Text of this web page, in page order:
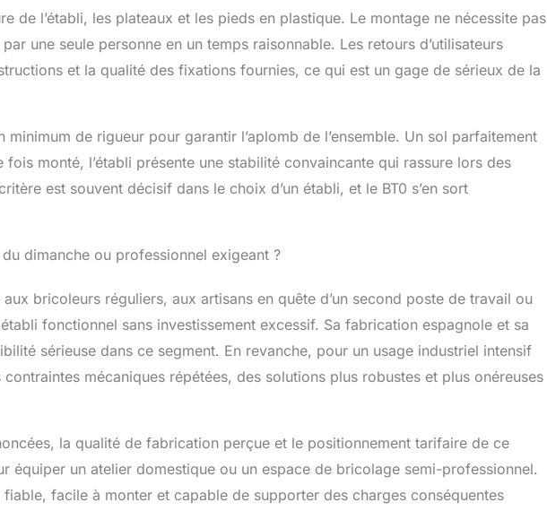
de l’établi, les plateaux et les pieds en plastique. Le montage ne nécessite pas
une seule personne en un temps raisonnable. Les retours d’utilisateurs
et la qualité des fixations fournies, ce qui est un gage de sérieux de la
minimum de rigueur pour garantir l’aplomb de l’ensemble. Un sol parfaitement
monté, l’établi présente une stabilité convaincante qui rassure lors des
est souvent décisif dans le choix d’un établi, et le BT0 s’en sort
dimanche ou professionnel exigeant ?
aux bricoleurs réguliers, aux artisans en quête d’un second poste de travail ou
fonctionnel sans investissement excessif. Sa fabrication espagnole et sa
sérieuse dans ce segment. En revanche, pour un usage industriel intensif
mécaniques répétées, des solutions plus robustes et plus onéreuses
la qualité de fabrication perçue et le positionnement tarifaire de ce
équiper un atelier domestique ou un espace de bricolage semi-professionnel.
facile à monter et capable de supporter des charges conséquentes